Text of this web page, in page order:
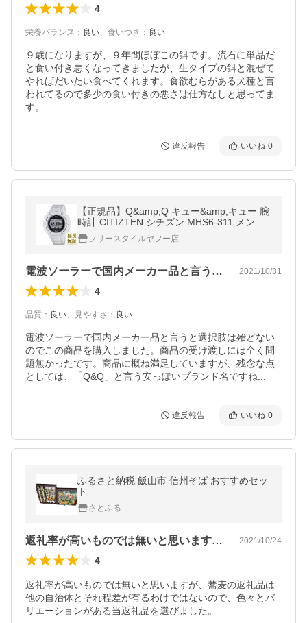
4
栄養バランス ： 良い、 食いつき ： 良い
９歳になりますが、９年間ほぼこの餌です。流石に単品だ
と食い付き悪くなってきましたが、生タイプの餌と混ぜて
やればだいたい食べてくれます。食欲むらがある犬種と言
われてるので多少の食い付きの悪さは仕方なしと思ってま
す。
違反報告 いいね 0
【正規品】Q&amp;Q キュー&amp;キュー 腕
時計 CITIZTEN シチズン MHS6-311 メンズ
SOLARMATE ソーラーメイト ソーラー 電波
フリースタイルヤフー店
電波ソーラーで国内メーカー品と言うと選… 2021/10/31
4
品質 ： 良い、 見やすさ ： 良い
電波ソーラーで国内メーカー品と言うと選択肢は殆どない
のでこの商品を購入しました。商品の受け渡しには全く問
題無かったです。商品に概ね満足していますが、残念な点
としては、「Q&Q」と言う安っぽいブランド名ですね...
違反報告 いいね 0
ふるさと納税 飯山市 信州そば おすすめセッ
ト
さとふる
返礼率が高いものでは無いと思いますが、… 2021/10/24
4
返礼率が高いものでは無いと思いますが、蕎麦の返礼品は
他の自治体とそれ程差が有るわけではないので、色々とバ
リエーションがある当返礼品を選びました。